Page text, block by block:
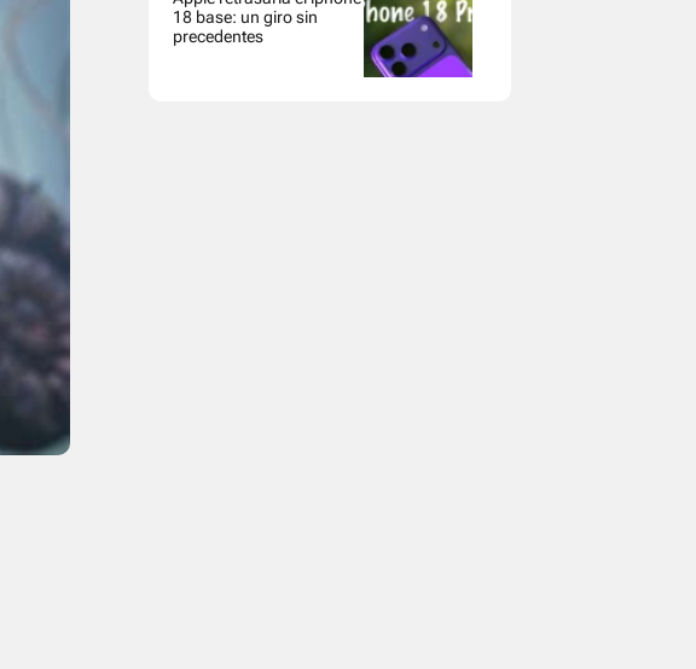
18 base: un giro sin
precedentes